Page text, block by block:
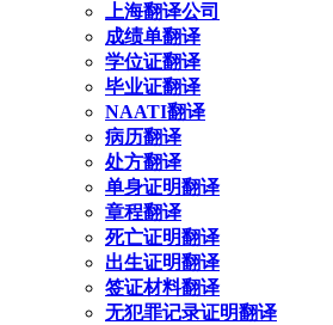
上海翻译公司
成绩单翻译
学位证翻译
毕业证翻译
NAATI翻译
病历翻译
处方翻译
单身证明翻译
章程翻译
死亡证明翻译
出生证明翻译
签证材料翻译
无犯罪记录证明翻译